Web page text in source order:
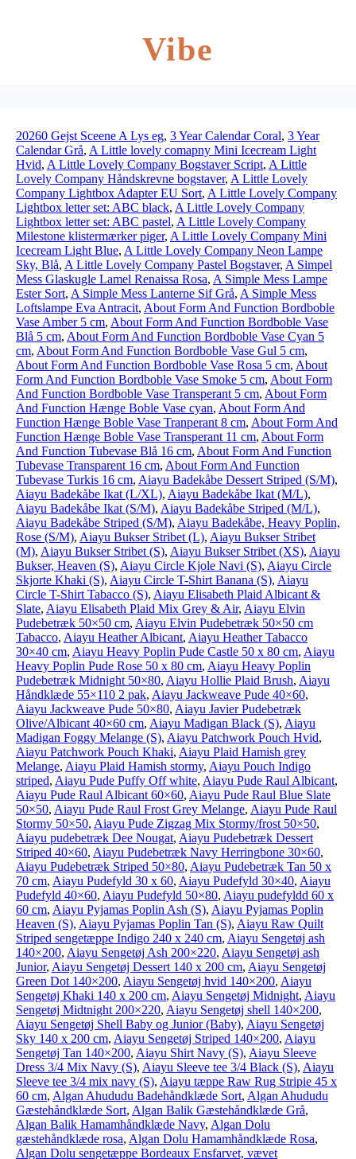
Vibe
20260 Gejst Sceene A Lys eg, 3 Year Calendar Coral, 3 Year
Calendar Grå, A Little lovely comapny Mini Icecream Light
Hvid, A Little Lovely Company Bogstaver Script, A Little
Lovely Company Håndskrevne bogstaver, A Little Lovely
Company Lightbox Adapter EU Sort, A Little Lovely Company
Lightbox letter set: ABC black, A Little Lovely Company
Lightbox letter set: ABC pastel, A Little Lovely Company
Milestone klistermærker piger, A Little Lovely Company Mini
Icecream Light Blue, A Little Lovely Company Neon Lampe
Sky, Blå, A Little Lovely Company Pastel Bogstaver, A Simpel
Mess Glaskugle Lamel Renaissa Rosa, A Simple Mess Lampe
Ester Sort, A Simple Mess Lanterne Sif Grå, A Simple Mess
Loftslampe Eva Antracit, About Form And Function Bordboble
Vase Amber 5 cm, About Form And Function Bordboble Vase
Blå 5 cm, About Form And Function Bordboble Vase Cyan 5
cm, About Form And Function Bordboble Vase Gul 5 cm,
About Form And Function Bordboble Vase Rosa 5 cm, About
Form And Function Bordboble Vase Smoke 5 cm, About Form
And Function Bordboble Vase Transperant 5 cm, About Form
And Function Hænge Boble Vase cyan, About Form And
Function Hænge Boble Vase Tranperant 8 cm, About Form And
Function Hænge Boble Vase Transperant 11 cm, About Form
And Function Tubevase Blå 16 cm, About Form And Function
Tubevase Transparent 16 cm, About Form And Function
Tubevase Turkis 16 cm, Aiayu Badekåbe Dessert Striped (S/M),
Aiayu Badekåbe Ikat (L/XL), Aiayu Badekåbe Ikat (M/L),
Aiayu Badekåbe Ikat (S/M), Aiayu Badekåbe Striped (M/L),
Aiayu Badekåbe Striped (S/M), Aiayu Badekåbe, Heavy Poplin,
Rose (S/M), Aiayu Bukser Stribet (L), Aiayu Bukser Stribet
(M), Aiayu Bukser Stribet (S), Aiayu Bukser Stribet (XS), Aiayu
Bukser, Heaven (S), Aiayu Circle Kjole Navi (S), Aiayu Circle
Skjorte Khaki (S), Aiayu Circle T-Shirt Banana (S), Aiayu
Circle T-Shirt Tabacco (S), Aiayu Elisabeth Plaid Albicant &
Slate, Aiayu Elisabeth Plaid Mix Grey & Air, Aiayu Elvin
Pudebetræk 50×50 cm, Aiayu Elvin Pudebetræk 50×50 cm
Tabacco, Aiayu Heather Albicant, Aiayu Heather Tabacco
30×40 cm, Aiayu Heavy Poplin Pude Castle 50 x 80 cm, Aiayu
Heavy Poplin Pude Rose 50 x 80 cm, Aiayu Heavy Poplin
Pudebetræk Midnight 50×80, Aiayu Hollie Plaid Brush, Aiayu
Håndklæde 55×110 2 pak, Aiayu Jackweave Pude 40×60,
Aiayu Jackweave Pude 50×80, Aiayu Javier Pudebetræk
Olive/Albicant 40×60 cm, Aiayu Madigan Black (S), Aiayu
Madigan Foggy Melange (S), Aiayu Patchwork Pouch Hvid,
Aiayu Patchwork Pouch Khaki, Aiayu Plaid Hamish grey
Melange, Aiayu Plaid Hamish stormy, Aiayu Pouch Indigo
striped, Aiayu Pude Puffy Off white, Aiayu Pude Raul Albicant,
Aiayu Pude Raul Albicant 60×60, Aiayu Pude Raul Blue Slate
50×50, Aiayu Pude Raul Frost Grey Melange, Aiayu Pude Raul
Stormy 50×50, Aiayu Pude Zigzag Mix Stormy/frost 50×50,
Aiayu pudebetræk Dee Nougat, Aiayu Pudebetræk Dessert
Striped 40×60, Aiayu Pudebetræk Navy Herringbone 30×60,
Aiayu Pudebetræk Striped 50×80, Aiayu Pudebetræk Tan 50 x
70 cm, Aiayu Pudefyld 30 x 60, Aiayu Pudefyld 30×40, Aiayu
Pudefyld 40×60, Aiayu Pudefyld 50×80, Aiayu pudefyldd 60 x
60 cm, Aiayu Pyjamas Poplin Ash (S), Aiayu Pyjamas Poplin
Heaven (S), Aiayu Pyjamas Poplin Tan (S), Aiayu Raw Quilt
Striped sengetæppe Indigo 240 x 240 cm, Aiayu Sengetøj ash
140×200, Aiayu Sengetøj Ash 200×220, Aiayu Sengetøj ash
Junior, Aiayu Sengetøj Dessert 140 x 200 cm, Aiayu Sengetøj
Green Dot 140×200, Aiayu Sengetøj hvid 140×200, Aiayu
Sengetøj Khaki 140 x 200 cm, Aiayu Sengetøj Midnight, Aiayu
Sengetøj Midtnight 200×220, Aiayu Sengetøj shell 140×200,
Aiayu Sengetøj Shell Baby og Junior (Baby), Aiayu Sengetøj
Sky 140 x 200 cm, Aiayu Sengetøj Striped 140×200, Aiayu
Sengetøj Tan 140×200, Aiayu Shirt Navy (S), Aiayu Sleeve
Dress 3/4 Mix Navy (S), Aiayu Sleeve tee 3/4 Black (S), Aiayu
Sleeve tee 3/4 mix navy (S), Aiayu tæppe Raw Rug Stripie 45 x
60 cm, Algan Ahududu Badehåndklæde Sort, Algan Ahududu
Gæstehåndklæde Sort, Algan Balik Gæstehåndklæde Grå,
Algan Balik Hamamhåndklæde Navy, Algan Dolu
gæstehåndklæde rosa, Algan Dolu Hamamhåndklæde Rosa,
Algan Dolu sengetæppe Bordeaux Ensfarvet, vævet